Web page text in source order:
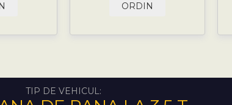
ORDIN
TIP DE VEHICUL: